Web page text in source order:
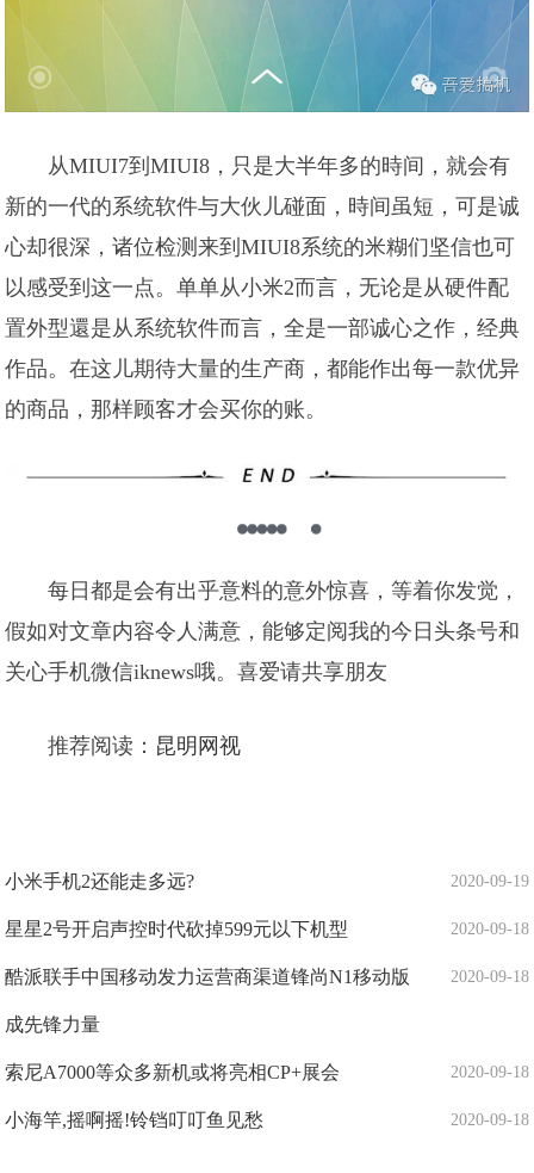
从MIUI7到MIUI8，只是大半年多的時间，就会有
新的一代的系统软件与大伙儿碰面，時间虽短，可是诚
心却很深，诸位检测来到MIUI8系统的米糊们坚信也可
以感受到这一点。单单从小米2而言，无论是从硬件配
置外型還是从系统软件而言，全是一部诚心之作，经典
作品。在这儿期待大量的生产商，都能作出每一款优异
的商品，那样顾客才会买你的账。
每日都是会有出乎意料的意外惊喜，等着你发觉，
假如对文章内容令人满意，能够定阅我的今日头条号和
关心手机微信iknews哦。喜爱请共享朋友
推荐阅读： 昆明网视
2020-09-19
小米手机2还能走多远?
2020-09-18
星星2号开启声控时代砍掉599元以下机型
2020-09-18
酷派联手中国移动发力运营商渠道锋尚N1移动版
成先锋力量
2020-09-18
索尼A7000等众多新机或将亮相CP+展会
2020-09-18
小海竿,摇啊摇!铃铛叮叮鱼见愁